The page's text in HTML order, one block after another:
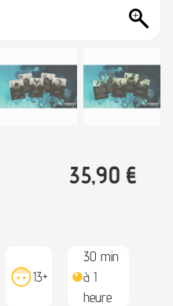
35,90 €
13+
30 min
à 1
heure